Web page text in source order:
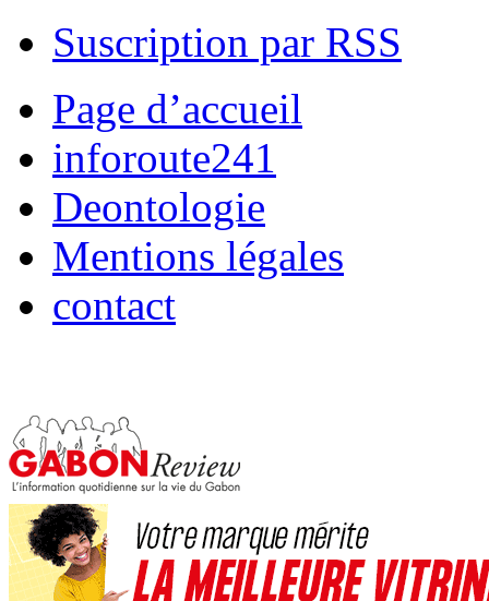
Suscription par RSS
Page d’accueil
inforoute241
Deontologie
Mentions légales
contact